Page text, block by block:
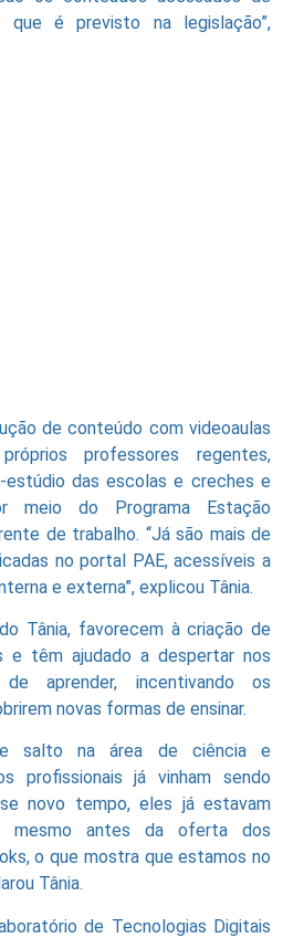
que é previsto na legislação”,
de conteúdo com videoaulas
professores regentes,
estúdio das escolas e creches e
meio do Programa Estação
de trabalho. “Já são mais de
no portal PAE, acessíveis a
e externa”, explicou Tânia.
Tânia, favorecem à criação de
e têm ajudado a despertar nos
aprender, incentivando os
novas formas de ensinar.
salto na área de ciência e
profissionais já vinham sendo
novo tempo, eles já estavam
mesmo antes da oferta dos
o que mostra que estamos no
Tânia.
de Tecnologias Digitais